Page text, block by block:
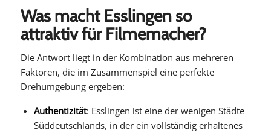
Was macht Esslingen so
attraktiv für Filmemacher?
Die Antwort liegt in der Kombination aus mehreren
Faktoren, die im Zusammenspiel eine perfekte
Drehumgebung ergeben:
Authentizität: Esslingen ist eine der wenigen Städte
Süddeutschlands, in der ein vollständig erhaltenes